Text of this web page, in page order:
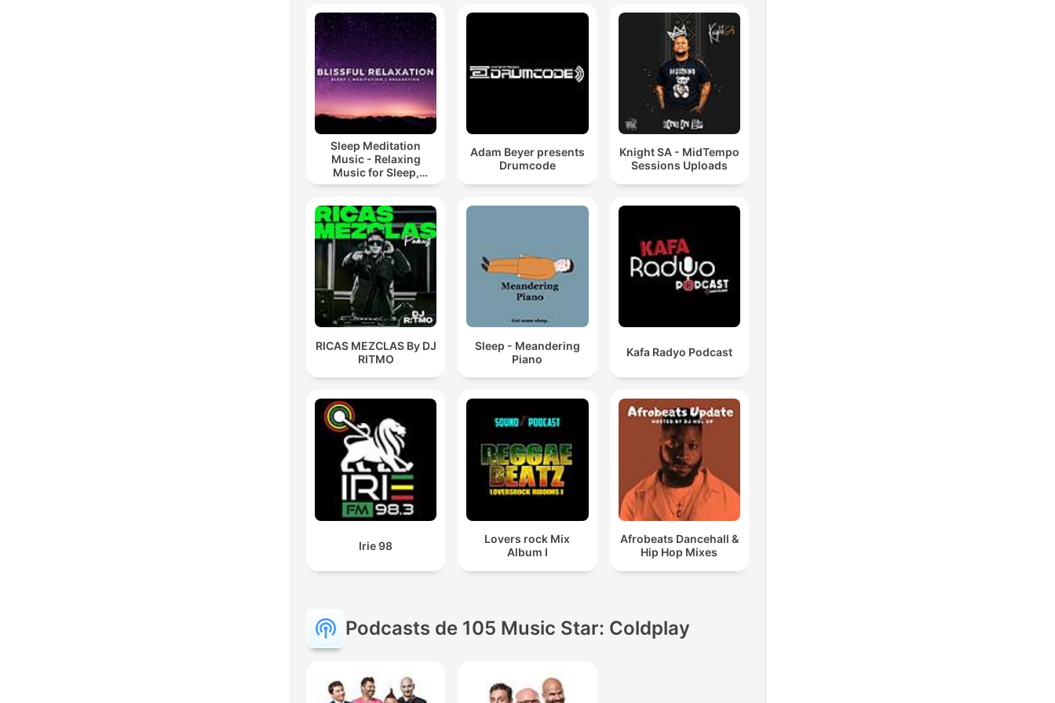
Sleep Meditation
Music - Relaxing
Music for Sleep,
Meditation &
Adam Beyer presents
Drumcode
Knight SA - MidTempo
Sessions Uploads
RICAS MEZCLAS By DJ
RITMO
Sleep - Meandering
Piano
Kafa Radyo Podcast
Irie 98
Lovers rock Mix
Album I
Afrobeats Dancehall &
Hip Hop Mixes
Podcasts de 105 Music Star: Coldplay